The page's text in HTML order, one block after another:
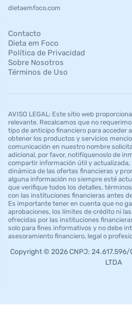
dietaemfoco.com
Contacto
Dieta em Foco
Política de Privacidad
Sobre Nosotros
Términos de Uso
AVISO LEGAL: Este sitio web
relevante. Recalcamos que no
tipo de anticipo financiero para acceder
obtener los productos y servicios
comunicación en nuestro nombre
adicional, por favor, notifíquenoslo de
compartir información útil y actualizada,
dinámica de las ofertas financieras y
alguna información no siempre esté
que verifique todos los detalles,
con las instituciones financieras antes
Es importante tener en cuenta que no
aprobaciones, los límites de crédito ni
ofrecidas por las instituciones
solo para fines informativos y no debe
asesoramiento financiero, legal o
Copyright © 2026 CNPJ: 24.617.596/
LTDA